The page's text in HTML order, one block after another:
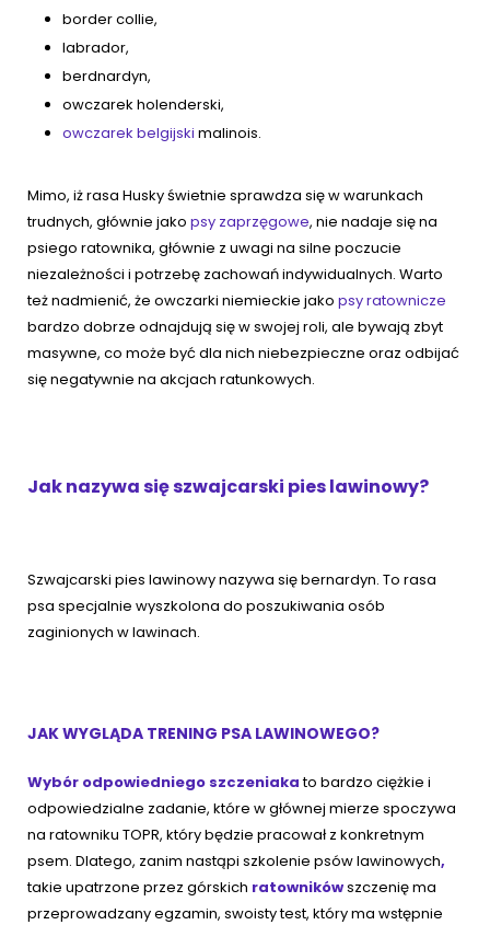
border collie,
labrador,
berdnardyn,
owczarek holenderski,
owczarek belgijski malinois.
Mimo, iż rasa Husky świetnie sprawdza się w warunkach
trudnych, głównie jako psy zaprzęgowe, nie nadaje się na
psiego ratownika, głównie z uwagi na silne poczucie
niezależności i potrzebę zachowań indywidualnych. Warto
też nadmienić, że owczarki niemieckie jako psy ratownicze
bardzo dobrze odnajdują się w swojej roli, ale bywają zbyt
masywne, co może być dla nich niebezpieczne oraz odbijać
się negatywnie na akcjach ratunkowych.
Jak nazywa się szwajcarski pies lawinowy?
Szwajcarski pies lawinowy nazywa się bernardyn. To rasa
psa specjalnie wyszkolona do poszukiwania osób
zaginionych w lawinach.
JAK WYGLĄDA TRENING PSA LAWINOWEGO?
Wybór odpowiedniego szczeniakato bardzo ciężkie i
odpowiedzialne zadanie, które w głównej mierze spoczywa
na ratowniku TOPR, który będzie pracował z konkretnym
psem. Dlatego, zanim nastąpi szkolenie psów lawinowych,
takie upatrzone przez górskich ratownikówszczenię ma
przeprowadzany egzamin, swoisty test, który ma wstępnie